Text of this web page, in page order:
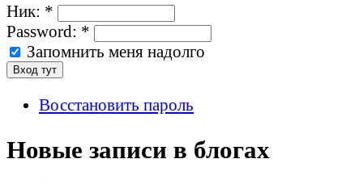
Ник: *
Password: *
Запомнить меня надолго
Восстановить пароль
Новые записи в блогах